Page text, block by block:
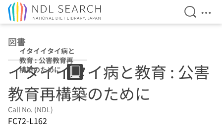
Open
図書
イタイイタイ病と
教育 : 公害教育再
構築のために
イタイイタイ病と教育 : 公害
教育再構築のために
Call No. (NDL)
FC72-L162